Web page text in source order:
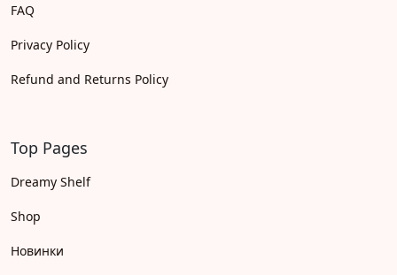
FAQ
Privacy Policy
Refund and Returns Policy
Top Pages
Dreamy Shelf
Shop
Новинки